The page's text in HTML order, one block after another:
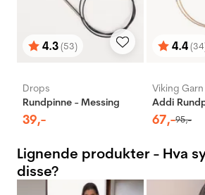
Karakter:
4.3(53)
av 5 mulige
Drops
Rundpinne - Messing
39,-
4.4
av 5
Viking Garn
67,-95,-
Lignende produkter - Hva
disse?